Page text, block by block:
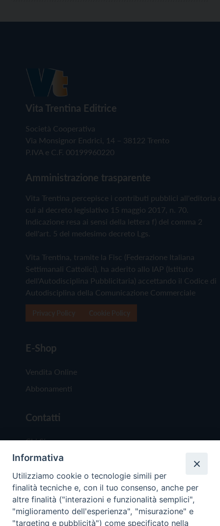
Vita Trentina Editrice
Società Cooperativa
Via Monsignor Endrici, 14 – 38122 Trento
P.IVA e C.F. 00199960220
Amministrazione trasparente
Vita Trentina percepisce i contributi pubblici all'editoria
cui al decreto legislativo 15 maggio 2017, n. 70.
Indicazione resa ai sensi della lettera f) del comma 2
dell'art. 5 del medesimo decreto Lgs.
Vita Trentina, tramite la Fisc (Federazione Italiana
Settimanali Cattolici), ha aderito allo IAP (Istituto
dell'Autodisciplina Pubblicitaria) accettando il Codice di
Autodisciplina della Comunicazione Commerciale
E-Shop
Vendita Online
Abbonamenti
Contatti
Chi Siamo
Redazione
Scrivici
Informativa
Utilizziamo cookie o tecnologie simili per
finalità tecniche e, con il tuo consenso, anche per
altre finalità ("interazioni e funzionalità semplici",
"miglioramento dell'esperienza", "misurazione" e
"targeting e pubblicità") come specificato nella